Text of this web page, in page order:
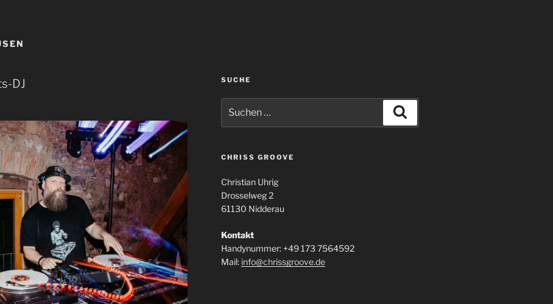
DJ SUCHE
nach:
CHRISS GROOVE
Christian Uhrig
Drosselweg 2
61130 Nidderau
Kontakt
Handynummer: +49 173 7564592
Mail: info@chrissgroove.de